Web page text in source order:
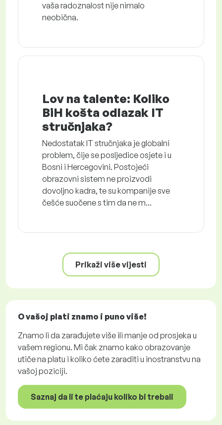
vaša radoznalost nije nimalo
neobična.
Lov na talente: Koliko
BiH košta odlazak IT
stručnjaka?
Nedostatak IT stručnjaka je globalni
problem, čije se posljedice osjete i u
Bosni i Hercegovini. Postojeći
obrazovni sistem ne proizvodi
dovoljno kadra, te su kompanije sve
češće suočene s tim da ne m...
Prikaži više vijesti
O vašoj plati znamo i puno više!
Znamo li da zarađujete više ili manje od prosjeka u
vašem regionu. Mi čak znamo kako obrazovanje
utiče na platu i koliko ćete zaraditi u inostranstvu na
vašoj poziciji.
Saznaj da li te plaćaju koliko bi trebali